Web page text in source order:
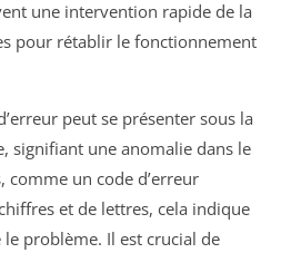
une intervention rapide de la
pour rétablir le fonctionnement
peut se présenter sous la
signifiant une anomalie dans le
comme un code d’erreur
et de lettres, cela indique
problème. Il est crucial de